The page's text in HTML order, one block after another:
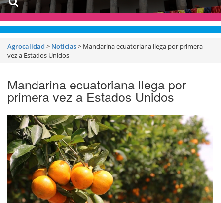
Agrocalidad > Noticias> Mandarina ecuatoriana llega por primera
vez a Estados Unidos
Mandarina ecuatoriana llega por
primera vez a Estados Unidos